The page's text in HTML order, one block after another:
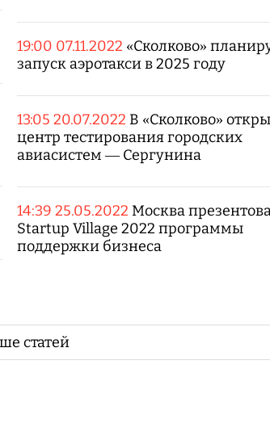
19:00 07.11.2022 «Сколково»
запуск аэротакси в 2025 году
13:05 20.07.2022 В «Сколково»
центр тестирования городских
авиасистем — Сергунина
14:39 25.05.2022 Москва
Startup Village 2022 программы
поддержки бизнеса
статей